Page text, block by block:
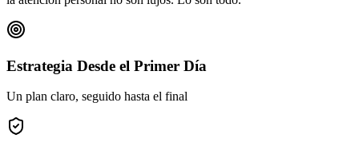
Estrategia Desde el Primer Día
Un plan claro, seguido hasta el final